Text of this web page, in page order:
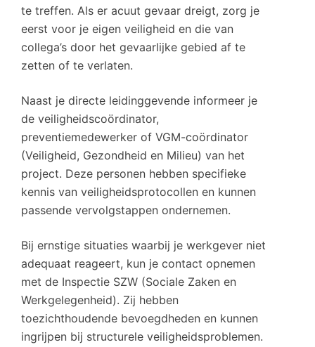
te treffen. Als er acuut gevaar dreigt, zorg je
eerst voor je eigen veiligheid en die van
collega’s door het gevaarlijke gebied af te
zetten of te verlaten.
Naast je directe leidinggevende informeer je
de veiligheidscoördinator,
preventiemedewerker of VGM-coördinator
(Veiligheid, Gezondheid en Milieu) van het
project. Deze personen hebben specifieke
kennis van veiligheidsprotocollen en kunnen
passende vervolgstappen ondernemen.
Bij ernstige situaties waarbij je werkgever niet
adequaat reageert, kun je contact opnemen
met de Inspectie SZW (Sociale Zaken en
Werkgelegenheid). Zij hebben
toezichthoudende bevoegdheden en kunnen
ingrijpen bij structurele veiligheidsproblemen.